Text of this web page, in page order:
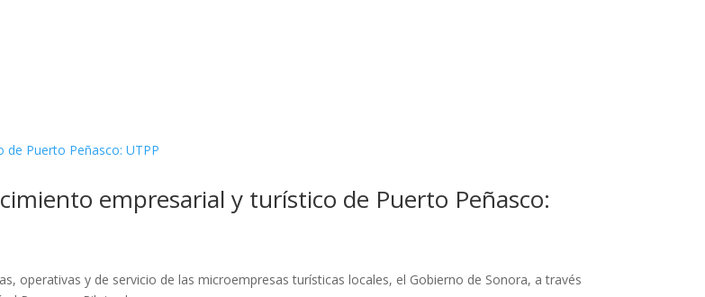
empresarial y turístico de Puerto Peñasco:
operativas y de servicio de las microempresas turísticas locales, el Gobierno de Sonora, a través